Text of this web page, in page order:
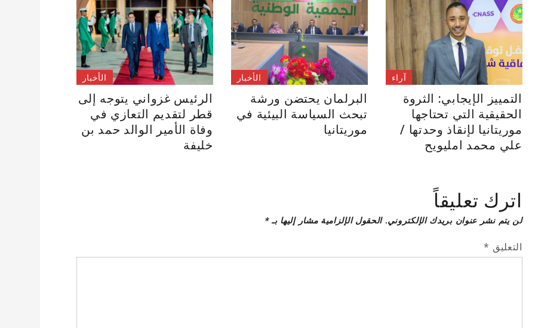
الأخبار
الرئيس غزواني يتوجه إلى
قطر لتقديم التعازي في
وفاة الأمير الوالد حمد بن
خليفة
الأخبار
البرلمان يحتضن ورشة
تبحث السياسة البيئية في
موريتانيا
آراء
التمييز الإيجابي: الثروة
الحقيقية التي تحتاجها
موريتانيا لإنقاذ وحدتها /
علي محمد امليويح
اترك تعليقاً
لن يتم نشر عنوان بريدك الإلكتروني. الحقول الإلزامية مشار إليها بـ*
التعليق *